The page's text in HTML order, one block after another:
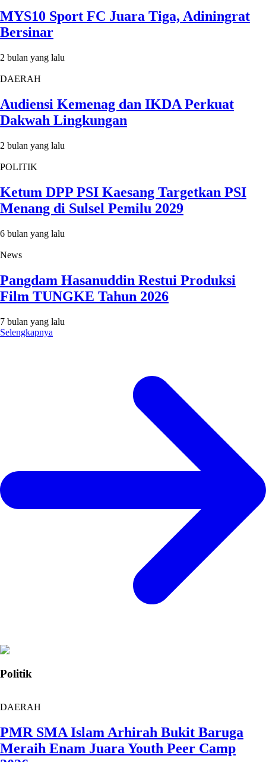
MYS10 Sport FC Juara Tiga, Adiningrat
Bersinar
2 bulan yang lalu
DAERAH
Audiensi Kemenag dan IKDA Perkuat
Dakwah Lingkungan
2 bulan yang lalu
POLITIK
Ketum DPP PSI Kaesang Targetkan PSI
Menang di Sulsel Pemilu 2029
6 bulan yang lalu
News
Pangdam Hasanuddin Restui Produksi
Film TUNGKE Tahun 2026
7 bulan yang lalu
Selengkapnya
Politik
DAERAH
PMR SMA Islam Arhirah Bukit Baruga
Meraih Enam Juara Youth Peer Camp